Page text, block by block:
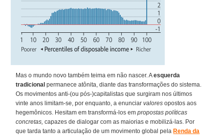
Mas o mundo novo também teima em não nascer. Aesquerda
tradicional permanece atônita, diante das transformações do sistema.
Os movimentos anti-(ou pós-)capitalistas que surgiram nos últimos
vinte anos limitam-se, por enquanto, a enunciarvalores opostos aos
hegemônicos. Hesitam em transformá-los empropostas políticas
concretas,capazes de dialogar com as maiorias e mobilizá-las. Por
que tarda tanto a articulação de um movimento global pelaRenda da